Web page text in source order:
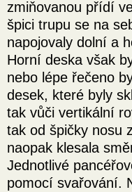
zmiňovanou přídí
špici trupu se na
napojovaly dolní a
Horní deska však
nebo lépe řečeno
desek, které byly
tak vůči vertikální
tak od špičky nosu
naopak klesala
Jednotlivé
pomocí svařování.